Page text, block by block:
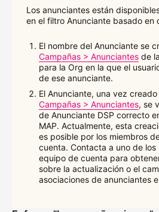
Los anunciantes están
en el filtro Anunciante basado en
El nombre del Anunciante se
Campañas > Anunciantes de
para la Org en la que el
de ese anunciante.
El Anunciante, una vez creado
Campañas > Anunciantes, se
de Anunciante DSP correcto
MAP. Actualmente, esta
es posible por los miembros
cuenta. Contacta a uno de los
equipo de cuenta para
sobre la actualización o el
asociaciones de anunciantes